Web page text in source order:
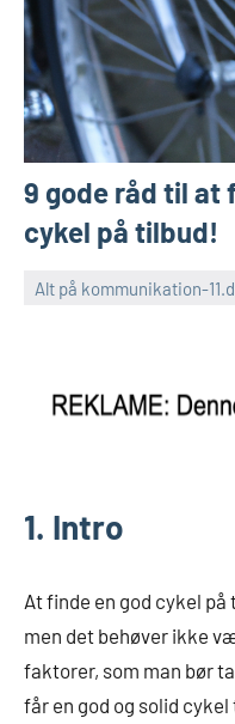
9 gode råd til at
cykel på tilbud!
Alt på kommunikation-
1. Intro
At finde en god cykel
men det behøver ikke
faktorer, som man bør
får en god og solid